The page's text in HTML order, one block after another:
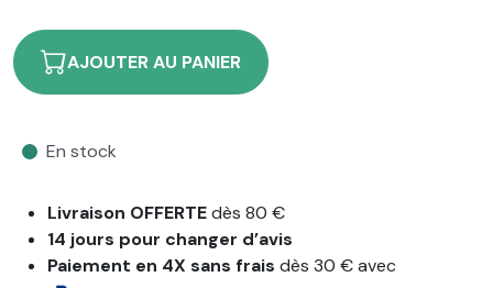
AJOUTER AU PANIER
En stock
Livraison OFFERTEdès 80 €
14 jours pour changer d’avis
Paiement en 4X sans fraisdès 30 € avec